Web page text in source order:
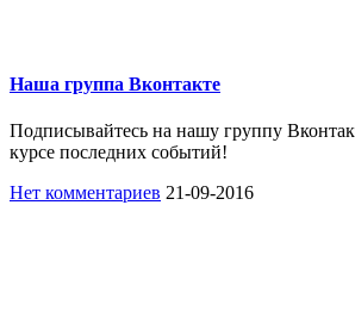
Наша группа Вконтакте
Подписывайтесь на нашу группу
курсе последних событий!
Нет комментариев 21-09-2016